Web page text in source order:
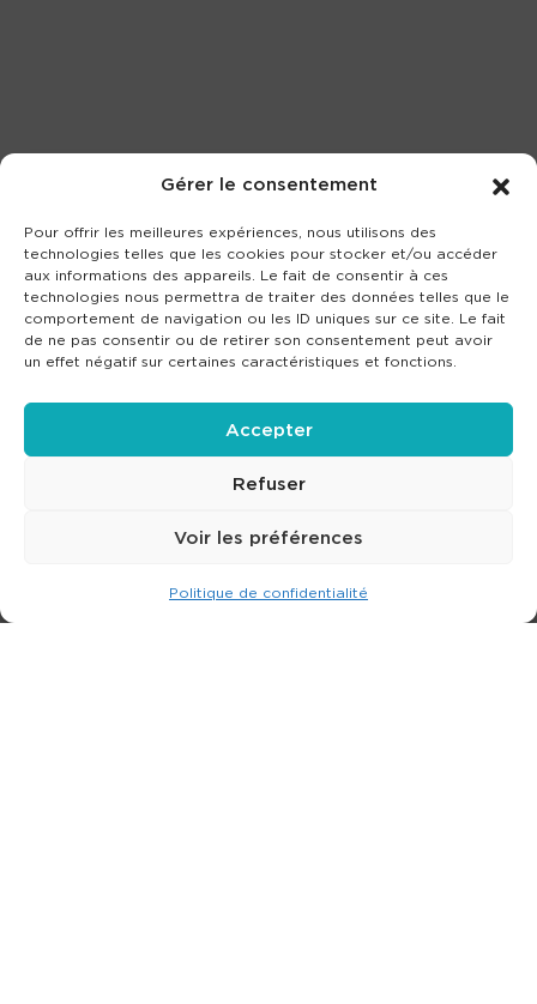
Gérer le consentement
Pour offrir les meilleures expériences, nous utilisons des
technologies telles que les cookies pour stocker et/ou accéder
aux informations des appareils. Le fait de consentir à ces
technologies nous permettra de traiter des données telles que le
comportement de navigation ou les ID uniques sur ce site. Le fait
de ne pas consentir ou de retirer son consentement peut avoir
un effet négatif sur certaines caractéristiques et fonctions.
Accepter
Refuser
Voir les préférences
Politique de confidentialité